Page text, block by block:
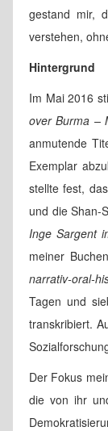
gestand mir,
verstehen,
Hintergrund
Im Mai 2016
over Burma –
anmutende
Exemplar
stellte fest,
und die Shan-
Inge Sargent
meiner
narrativ-oral-
Tagen und
transkribiert.
Der Fokus
die von ihr